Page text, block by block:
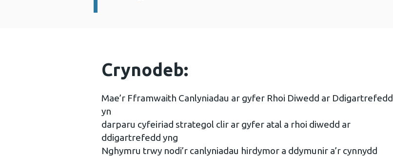
Crynodeb:
Mae’r Fframwaith Canlyniadau ar gyfer Rhoi Diwedd ar Ddigartrefedd
yn
darparu cyfeiriad strategol clir ar gyfer atal a rhoi diwedd ar
ddigartrefedd yng
Nghymru trwy nodi’r canlyniadau hirdymor a ddymunir a’r cynnydd